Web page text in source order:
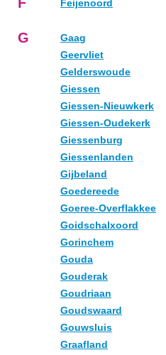
Feijenoord
G
Gaag
Geervliet
Gelderswoude
Giessen
Giessen-Nieuwkerk
Giessen-Oudekerk
Giessenburg
Giessenlanden
Gijbeland
Goedereede
Goeree-Overflakkee
Goidschalxoord
Gorinchem
Gouda
Gouderak
Goudriaan
Goudswaard
Gouwsluis
Graafland